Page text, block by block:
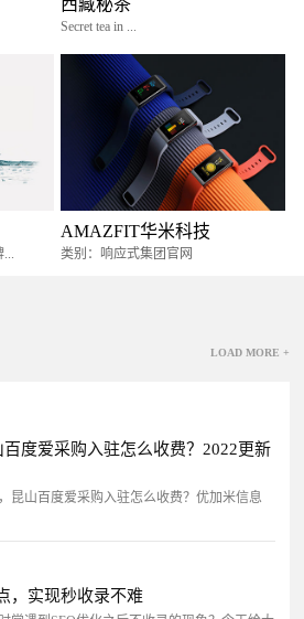
Secret tea in ...
...
AMAZFIT华米科技
类别：响应式集团官网
LOAD MORE +
度爱采购入驻怎么收费？2022更新
昆山百度爱采购入驻怎么收费？优加米信息
，实现秒收录不难